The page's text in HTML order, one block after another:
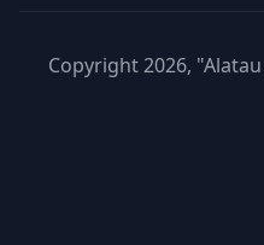
Copyright 2026,